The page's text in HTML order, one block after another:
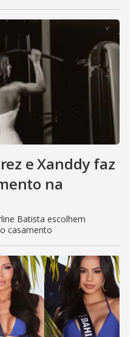
e Xanddy faz
na
Batista escolhem
casamento